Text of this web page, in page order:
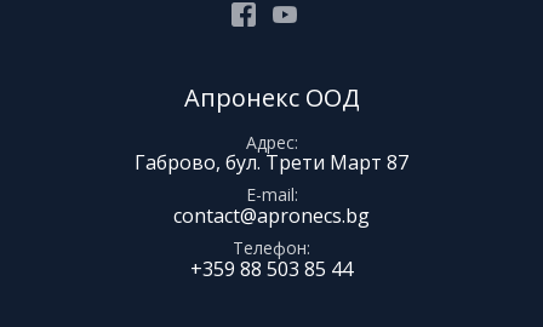
Апронекс ООД
Адрес
Габрово, бул. Трети Март 87
E-mail
contact@apronecs.bg
Телефон
+359 88 503 85 44
Facebook